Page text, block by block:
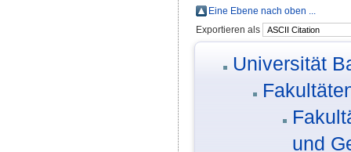
Eine Ebene nach oben ...
Exportieren als
Universität
und